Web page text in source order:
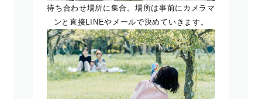
待ち合わせ場所に集合。場所は事前にカメラマ
ンと直接LINEやメールで決めていきます。